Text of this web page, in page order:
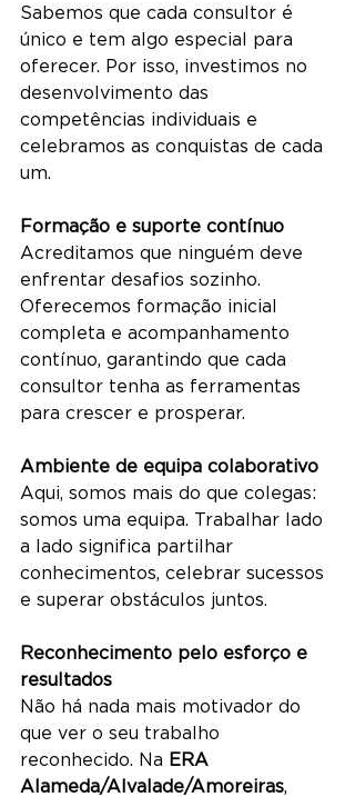
Sabemos que cada consultor é
único e tem algo especial para
oferecer. Por isso, investimos no
desenvolvimento das
competências individuais e
celebramos as conquistas de cada
um.
Formação e suporte contínuo
Acreditamos que ninguém deve
enfrentar desafios sozinho.
Oferecemos formação inicial
completa e acompanhamento
contínuo, garantindo que cada
consultor tenha as ferramentas
para crescer e prosperar.
Ambiente de equipa colaborativo
Aqui, somos mais do que colegas:
somos uma equipa. Trabalhar lado
a lado significa partilhar
conhecimentos, celebrar sucessos
e superar obstáculos juntos.
Reconhecimento pelo esforço e
resultados
Não há nada mais motivador do
que ver o seu trabalho
reconhecido. Na ERA
Alameda/Alvalade/Amoreiras,